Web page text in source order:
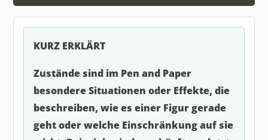
KURZ ERKLÄRT
Zustände sind im Pen and Paper
besondere Situationen oder Effekte, die
beschreiben, wie es einer Figur gerade
geht oder welche Einschränkung auf sie